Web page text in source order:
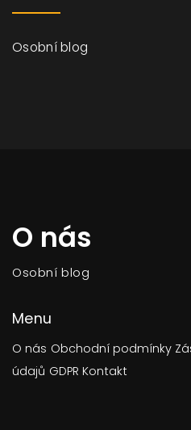
Osobní blog
O nás
Osobní blog
Menu
O nás Obchodní podmínky
údajů GDPR Kontakt